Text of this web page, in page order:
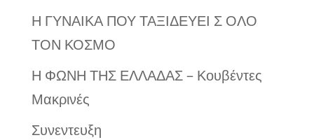
Η ΓΥΝΑΙΚΑ ΠΟΥ ΤΑΞΙΔΕΥΕΙ Σ ΟΛΟ
ΤΟΝ ΚΟΣΜΟ
Η ΦΩΝΗ ΤΗΣ ΕΛΛΑΔΑΣ – Κουβέντες
Μακρινές
Συνεντευξη